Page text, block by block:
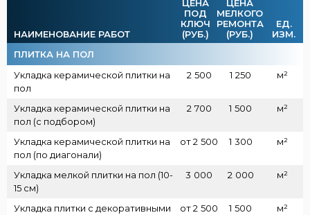
НАИМЕНОВАНИЕ РАБОТ
ЦЕНА
ПОД
КЛЮЧ
(РУБ.)
ЦЕНА
МЕЛКОГО
РЕМОНТА
(РУБ.)
ЕД.
ИЗМ.
ПЛИТКА НА ПОЛ
Укладка керамической плитки на
пол
2 500 1 250 м²
Укладка керамической плитки на
пол (с подбором)
2 700 1 500 м²
Укладка керамической плитки на
пол (по диагонали)
от 2 500 1 300 м²
Укладка мелкой плитки на пол (10-
15 см)
3 000 2 000 м²
Укладка плитки с декоративными
от 2 500 1 500 м²